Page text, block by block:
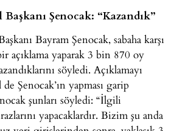
Şenocak: “Kazandık”
Bayram Şenocak, sabaha karşı
açıklama yaparak 3 bin 870 oy
söyledi. Açıklamayı
de Şenocak’ın yapması garip
şunları söyledi: “İlgili
yapacaklardır. Bizim şu anda